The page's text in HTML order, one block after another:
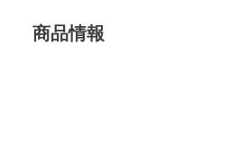
商品情報